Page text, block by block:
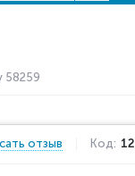
58259
отзыв Код: